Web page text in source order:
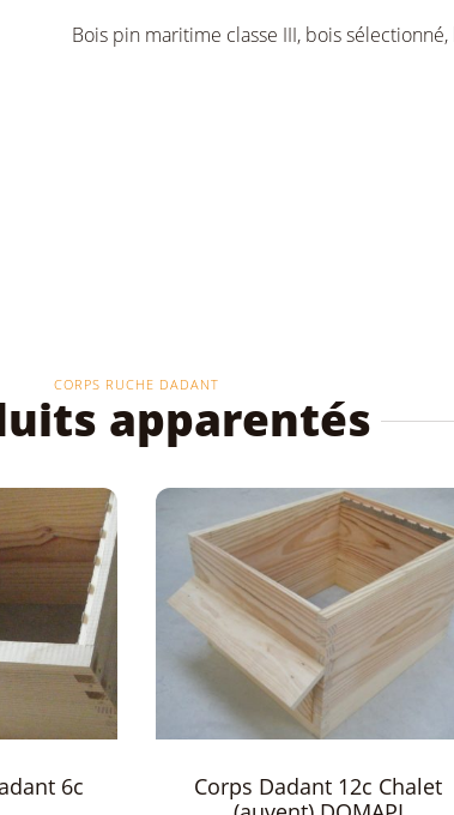
Bois pin maritime classe III, bois
CORPS RUCHE DADANT
apparentés
Chalet
Corps plastique Dadant 10c